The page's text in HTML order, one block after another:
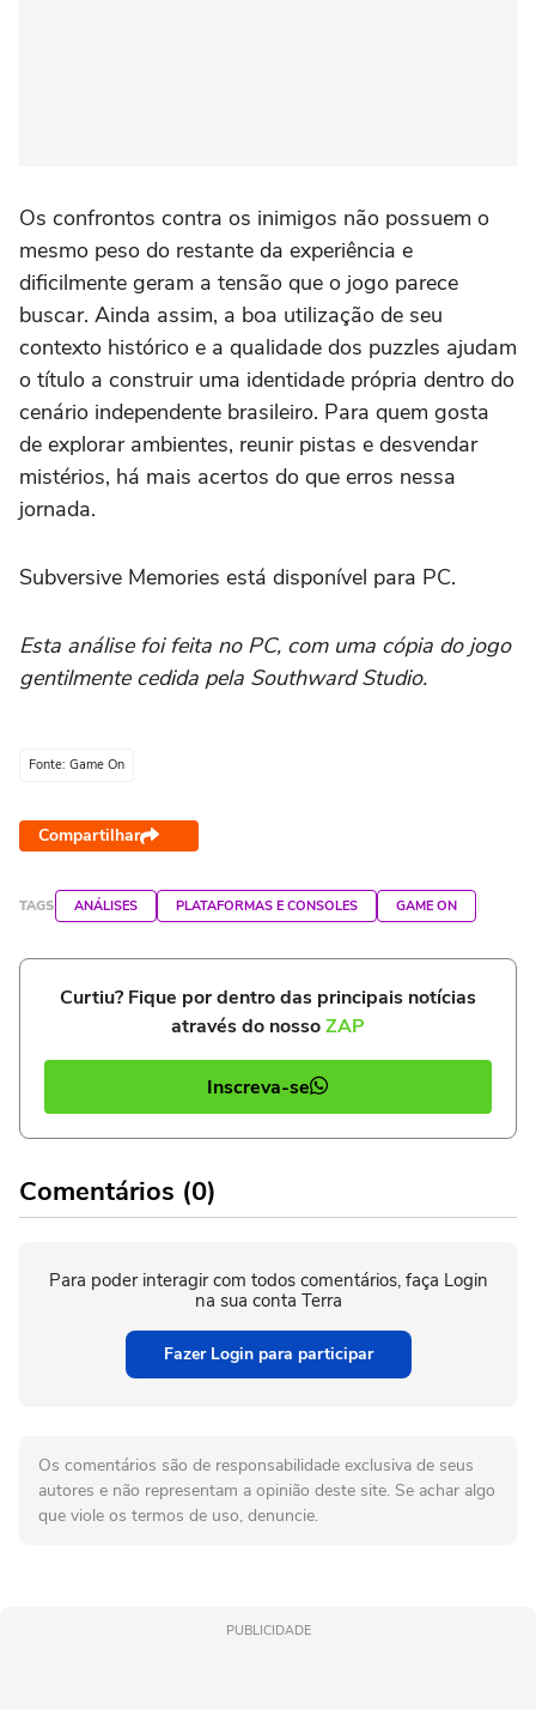
Os confrontos contra os inimigos não possuem o
mesmo peso do restante da experiência e
dificilmente geram a tensão que o jogo parece
buscar. Ainda assim, a boa utilização de seu
contexto histórico e a qualidade dos puzzles ajudam
o título a construir uma identidade própria dentro do
cenário independente brasileiro. Para quem gosta
de explorar ambientes, reunir pistas e desvendar
mistérios, há mais acertos do que erros nessa
jornada.
Subversive Memories está disponível para PC.
Esta análise foi feita no PC, com uma cópia do jogo
gentilmente cedida pela Southward Studio.
Fonte: Game On
Compartilhar
TAGS ANÁLISES PLATAFORMAS E CONSOLES GAME ON
Curtiu? Fique por dentro das principais notícias
através do nossoZAP
Inscreva-se
Comentários (0)
Para poder interagir com todos comentários, faça Login
na sua conta Terra
Fazer Login para participar
Os comentários são de responsabilidade exclusiva de seus
autores e não representam a opinião deste site. Se achar algo
que viole os termos de uso, denuncie.
PUBLICIDADE